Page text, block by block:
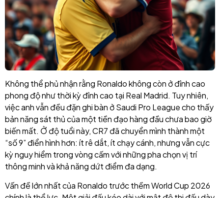
Không thể phủ nhận rằng Ronaldo không còn ở đỉnh cao
phong độ như thời kỳ đỉnh cao tại Real Madrid. Tuy nhiên,
việc anh vẫn đều đặn ghi bàn ở Saudi Pro League cho thấy
bản năng sát thủ của một tiền đạo hàng đầu chưa bao giờ
biến mất. Ở độ tuổi này, CR7 đã chuyển mình thành một
“số 9” điển hình hơn: ít rê dắt, ít chạy cánh, nhưng vẫn cực
kỳ nguy hiểm trong vòng cấm với những pha chọn vị trí
thông minh và khả năng dứt điểm đa dạng.
Vấn đề lớn nhất của Ronaldo trước thềm World Cup 2026